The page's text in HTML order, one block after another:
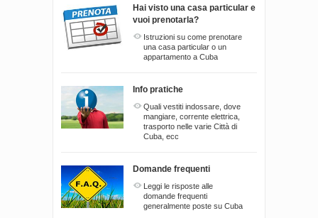
Hai visto una casa particular e
vuoi prenotarla?
Istruzioni su come prenotare
una casa particular o un
appartamento a Cuba
Info pratiche
Quali vestiti indossare, dove
mangiare, corrente elettrica,
trasporto nelle varie Città di
Cuba, ecc
Domande frequenti
Leggi le risposte alle
domande frequenti
generalmente poste su Cuba